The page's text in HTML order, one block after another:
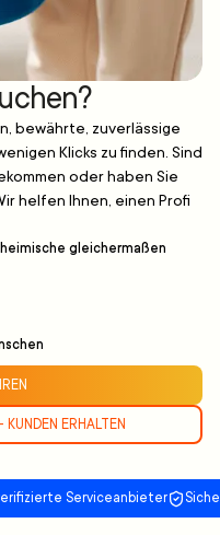
bewährte, zuverlässige
Klicks zu finden. Sind
oder haben Sie
helfen Ihnen, einen Profi
gleichermaßen
KUNDEN ERHALTEN
Serviceanbieter